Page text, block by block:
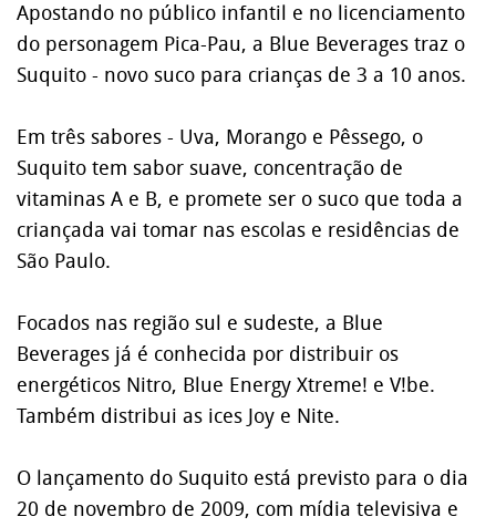
Apostando no público infantil e no licenciamento
do personagem Pica-Pau, a Blue Beverages traz o
Suquito - novo suco para crianças de 3 a 10 anos.
Em três sabores - Uva, Morango e Pêssego, o
Suquito tem sabor suave, concentração de
vitaminas A e B, e promete ser o suco que toda a
criançada vai tomar nas escolas e residências de
São Paulo.
Focados nas região sul e sudeste, a Blue
Beverages já é conhecida por distribuir os
energéticos Nitro, Blue Energy Xtreme! e V!be.
Também distribui as ices Joy e Nite.
O lançamento do Suquito está previsto para o dia
20 de novembro de 2009, com mídia televisiva e